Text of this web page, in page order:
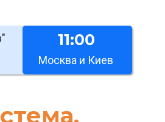
11:00
Москва и Киев